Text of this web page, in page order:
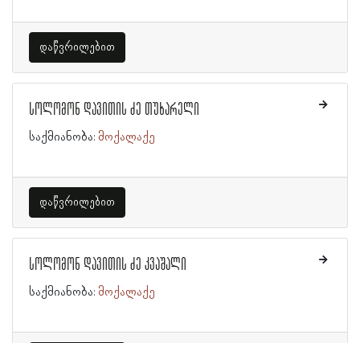
დაწვრილებით
სოლომონ დავითის ძე თუხარელი
საქმიანობა: მოქალაქე
დაწვრილებით
სოლომონ დავითის ძე კვაშალი
საქმიანობა: მოქალაქე